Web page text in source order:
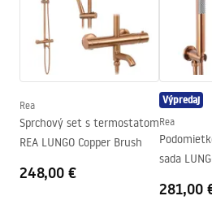
Spôsob otvárania
Séria
City
zhromaždenie
Na
1900
Smer kabíny
Záruka
24
Poťah Easy Clean
Rea
Sprchový set s termostatom
REA LUNGO Copper Brush
248,00 €
Výpredaj
Rea
sada
281,00